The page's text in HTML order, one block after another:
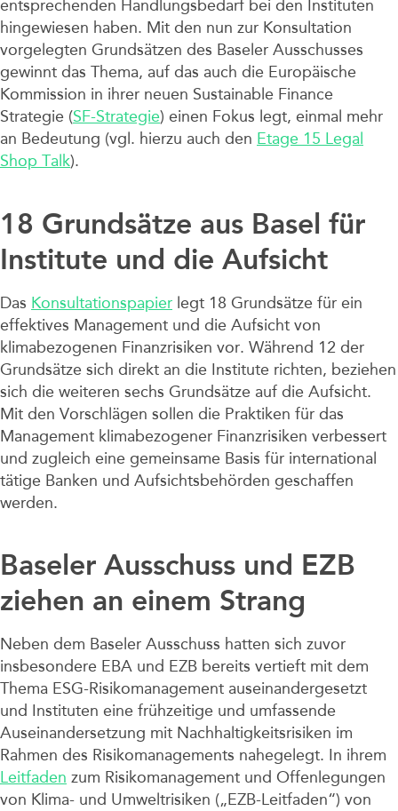
entsprechenden Handlungsbedarf bei den Instituten
hingewiesen haben. Mit den nun zur Konsultation
vorgelegten Grundsätzen des Baseler Ausschusses
gewinnt das Thema, auf das auch die Europäische
Kommission in ihrer neuen Sustainable Finance
Strategie (SF-Strategie) einen Fokus legt, einmal mehr
an Bedeutung (vgl. hierzu auch den Etage 15 Legal
Shop Talk).
18 Grundsätze aus Basel für
Institute und die Aufsicht
Das Konsultationspapier legt 18 Grundsätze für ein
effektives Management und die Aufsicht von
klimabezogenen Finanzrisiken vor. Während 12 der
Grundsätze sich direkt an die Institute richten, beziehen
sich die weiteren sechs Grundsätze auf die Aufsicht.
Mit den Vorschlägen sollen die Praktiken für das
Management klimabezogener Finanzrisiken verbessert
und zugleich eine gemeinsame Basis für international
tätige Banken und Aufsichtsbehörden geschaffen
werden.
Baseler Ausschuss und EZB
ziehen an einem Strang
Neben dem Baseler Ausschuss hatten sich zuvor
insbesondere EBA und EZB bereits vertieft mit dem
Thema ESG-Risikomanagement auseinandergesetzt
und Instituten eine frühzeitige und umfassende
Auseinandersetzung mit Nachhaltigkeitsrisiken im
Rahmen des Risikomanagements nahegelegt. In ihrem
Leitfaden zum Risikomanagement und Offenlegungen
von Klima- und Umweltrisiken („EZB-Leitfaden“) von